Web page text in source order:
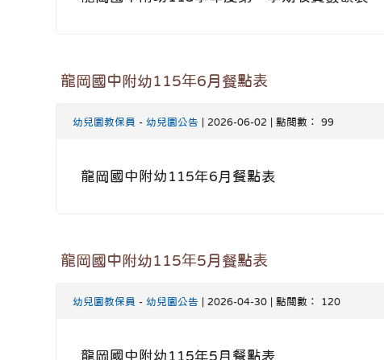
龍岡國中附幼115年6月餐點表
幼兒園教保員 - 幼兒園公告 | 2026-06-02 | 點閱數： 99
龍岡國中附幼115年6月餐點表
龍岡國中附幼115年5月餐點表
幼兒園教保員 - 幼兒園公告 | 2026-04-30 | 點閱數： 120
龍岡國中附幼115年5月餐點表